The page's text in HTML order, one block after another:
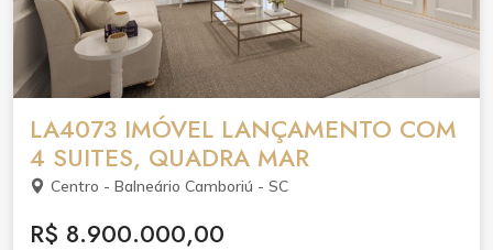
LA4073 IMÓVEL LANÇAMENTO COM
4 SUITES, QUADRA MAR
Centro - Balneário Camboriú - SC
R$ 8.900.000,00